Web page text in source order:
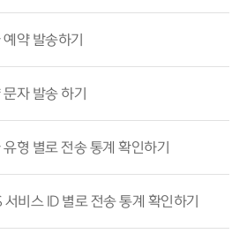
약 발송하기
자 발송 하기
형 별로 전송 통계 확인하기
서비스 ID 별로 전송 통계 확인하기